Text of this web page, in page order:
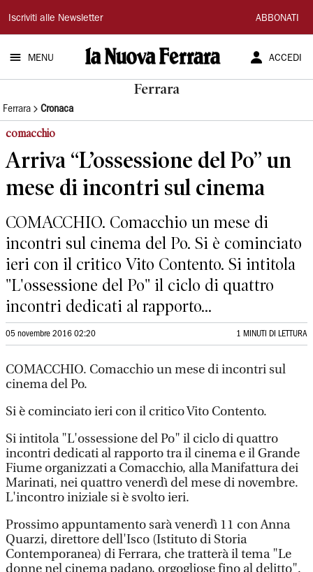
La
Nuova
Ferrara
Iscriviti alle Newsletter ABBONATI
MENU ACCEDI
Ferrara
Ferrara Cronaca
comacchio
Arriva “L’ossessione del Po” un
mese di incontri sul cinema
COMACCHIO. Comacchio un mese di
incontri sul cinema del Po. Si è cominciato
ieri con il critico Vito Contento. Si intitola
"L'ossessione del Po" il ciclo di quattro
incontri dedicati al rapporto...
05 novembre 2016 02:20 1 MINUTI DI LETTURA
COMACCHIO. Comacchio un mese di incontri sul
cinema del Po.
Si è cominciato ieri con il critico Vito Contento.
Si intitola "L'ossessione del Po" il ciclo di quattro
incontri dedicati al rapporto tra il cinema e il Grande
Fiume organizzati a Comacchio, alla Manifattura dei
Marinati, nei quattro venerdì del mese di novembre.
L'incontro iniziale si è svolto ieri.
Prossimo appuntamento sarà venerdì 11 con Anna
Quarzi, direttore dell'Isco (Istituto di Storia
Contemporanea) di Ferrara, che tratterà il tema "Le
donne nel cinema padano, orgogliose fino al delitto".